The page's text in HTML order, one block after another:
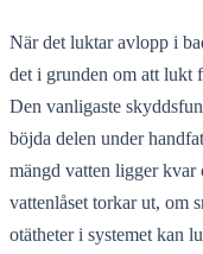
När det luktar avlopp i
det i grunden om att lukt
Den vanligaste
böjda delen under
mängd vatten ligger
vattenlåset torkar ut, om
otätheter i systemet kan